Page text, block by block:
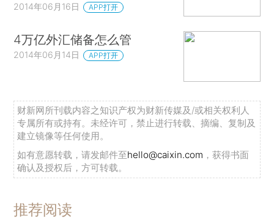
2014年06月16日 APP打开
4万亿外汇储备怎么管
2014年06月14日 APP打开
财新网所刊载内容之知识产权为财新传媒及/或相关权利人
专属所有或持有。未经许可，禁止进行转载、摘编、复制及
建立镜像等任何使用。
如有意愿转载，请发邮件至hello@caixin.com ，获得书面
确认及授权后，方可转载。
推荐阅读